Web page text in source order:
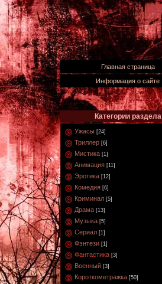
Главная страница
Информация о сайте
Категории раздела
Ужасы [24]
Триллер [6]
Мистика [1]
Анимация [11]
Эротика [12]
Комедия [6]
Криминал [5]
Драма [13]
Музыка [5]
Сериал [1]
Фэнтези [1]
Фантастика [3]
Военный [3]
Короткометражка [50]